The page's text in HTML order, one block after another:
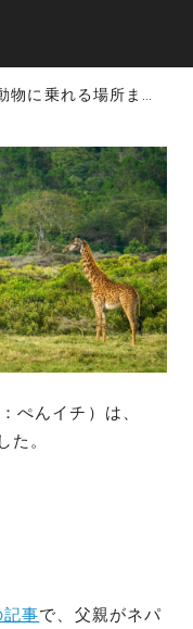
ゾウ・ラクダ・馬に乗れる観光地ガイド
ぺんイチ）は、
た。
事で、父親がネパ